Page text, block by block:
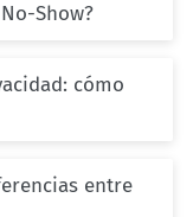
Show?
cómo
entre